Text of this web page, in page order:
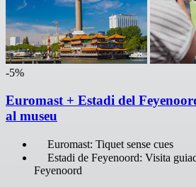
-5%
Euromast + Estadi del
al museu
Euromast: Tiquet sense cues
Estadi de Feyenoord: Visita
Feyenoord